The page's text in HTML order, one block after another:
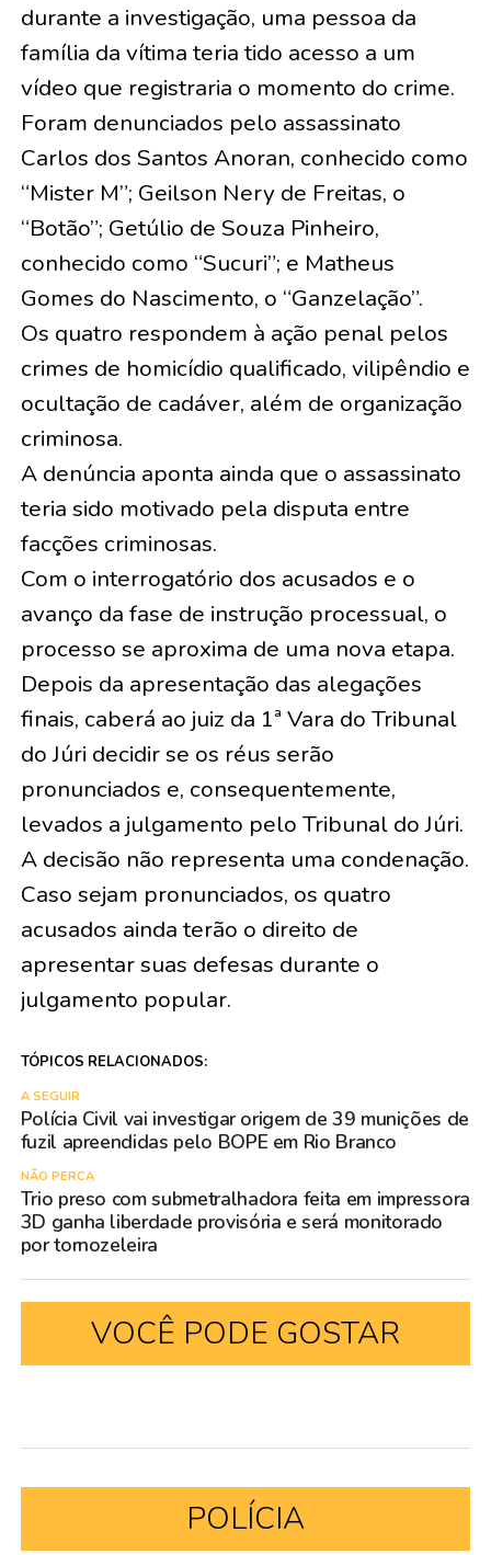
durante a investigação, uma pessoa da
família da vítima teria tido acesso a um
vídeo que registraria o momento do crime.
Foram denunciados pelo assassinato
Carlos dos Santos Anoran, conhecido como
“Mister M”; Geilson Nery de Freitas, o
“Botão”; Getúlio de Souza Pinheiro,
conhecido como “Sucuri”; e Matheus
Gomes do Nascimento, o “Ganzelação”.
Os quatro respondem à ação penal pelos
crimes de homicídio qualificado, vilipêndio e
ocultação de cadáver, além de organização
criminosa.
A denúncia aponta ainda que o assassinato
teria sido motivado pela disputa entre
facções criminosas.
Com o interrogatório dos acusados e o
avanço da fase de instrução processual, o
processo se aproxima de uma nova etapa.
Depois da apresentação das alegações
finais, caberá ao juiz da 1ª Vara do Tribunal
do Júri decidir se os réus serão
pronunciados e, consequentemente,
levados a julgamento pelo Tribunal do Júri.
A decisão não representa uma condenação.
Caso sejam pronunciados, os quatro
acusados ainda terão o direito de
apresentar suas defesas durante o
julgamento popular.
TÓPICOS RELACIONADOS:
A SEGUIR
Polícia Civil vai investigar origem de 39 munições de
fuzil apreendidas pelo BOPE em Rio Branco
NÃO PERCA
Trio preso com submetralhadora feita em impressora
3D ganha liberdade provisória e será monitorado
por tornozeleira
VOCÊ PODE GOSTAR
POLÍCIA